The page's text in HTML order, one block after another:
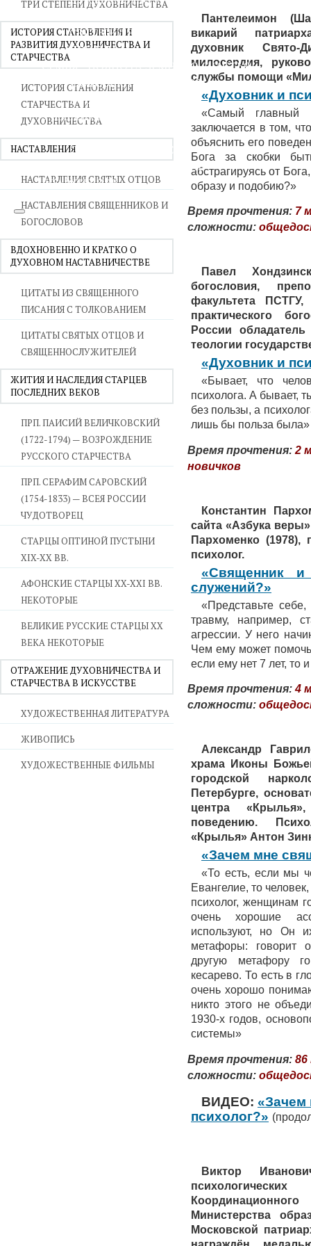
СВЯТЫНИ В ДОМЕ
ПРИТЧИ
СЕМЬЯ - ПОЛНОТА ЗЕМНОГО СЧАСТЬЯ
ЛЮБОВЬ СУПРУЖЕСТВО
ВОСПИТАНИЕ
УТЕШЕНИЕ В СКОРБЯХ
СТАРОСТЬ - РАДОСТЬ
СМЕРТЬ ПОМИНОВЕНИЕ
ЕПАРХИЯ НВК
ТРИ СТЕПЕНИ ДУХОВНИЧЕСТВА
ИСТОРИЯ СТАНОВЛЕНИЯ И
РАЗВИТИЯ ДУХОВНИЧЕСТВА И
СТАРЧЕСТВА
ИСТОРИЯ СТАНОВЛЕНИЯ
СТАРЧЕСТВА И
ДУХОВНИЧЕСТВА
НАСТАВЛЕНИЯ
НАСТАВЛЕНИЯ СВЯТЫХ ОТЦОВ
НАСТАВЛЕНИЯ СВЯЩЕННИКОВ И
БОГОСЛОВОВ
ВДОХНОВЕННО И КРАТКО О
ДУХОВНОМ НАСТАВНИЧЕСТВЕ
ЦИТАТЫ ИЗ СВЯЩЕННОГО
ПИСАНИЯ С ТОЛКОВАНИЕМ
ЦИТАТЫ СВЯТЫХ ОТЦОВ И
СВЯЩЕННОСЛУЖИТЕЛЕЙ
ЖИТИЯ И НАСЛЕДИЯ СТАРЦЕВ
ПОСЛЕДНИХ ВЕКОВ
ПРП. ПАИСИЙ ВЕЛИЧКОВСКИЙ
(1722-1794) — ВОЗРОЖДЕНИЕ
РУССКОГО СТАРЧЕСТВА
ПРП. СЕРАФИМ САРОВСКИЙ
(1754-1833) — ВСЕЯ РОССИИ
ЧУДОТВОРЕЦ
СТАРЦЫ ОПТИНОЙ ПУСТЫНИ
XIX-XX ВВ.
АФОНСКИЕ СТАРЦЫ XX-XXI ВВ.
НЕКОТОРЫЕ
ВЕЛИКИЕ РУССКИЕ СТАРЦЫ XX
ВЕКА НЕКОТОРЫЕ
ОТРАЖЕНИЕ ДУХОВНИЧЕСТВА И
СТАРЧЕСТВА В ИСКУССТВЕ
ХУДОЖЕСТВЕННАЯ ЛИТЕРАТУРА
ЖИВОПИСЬ
ХУДОЖЕСТВЕННЫЕ ФИЛЬМЫ
Пантелеимон
викарий
духовник Свято-
милосердия,
службы помощи
«Духовник и
«Самый главный
заключается в том,
объяснить его
Бога за скобки
абстрагируясь от
образу и подобию?»
Время прочтения: 7
сложности:
Павел
богословия,
факультета
практического
России
теологии
«Духовник и
«Бывает, что
психолога. А бывает,
без пользы, а
лишь бы польза была»
Время прочтения: 2
новичков
Константин
сайта «Азбука
Пархоменко
психолог.
«Священник
служений?»
«Представьте себе,
травму, например,
агрессии. У него
Чем ему может
если ему нет 7 лет, то
Время прочтения:4
сложности:
Александр
храма Иконы
городской
Петербурге,
центра
поведению.
«Крылья» Антон
«Зачем мне
«То есть, если мы
Евангелие, то
психолог, женщинам
очень хорошие
используют, но Он
метафоры: говорит
другую метафору
кесарево. То есть в
очень хорошо
никто этого не
1930-х годов,
системы»
Время прочтения: 86
сложности:
ВИДЕО: «Зачем
психолог?»
Виктор
Министерства
Московской